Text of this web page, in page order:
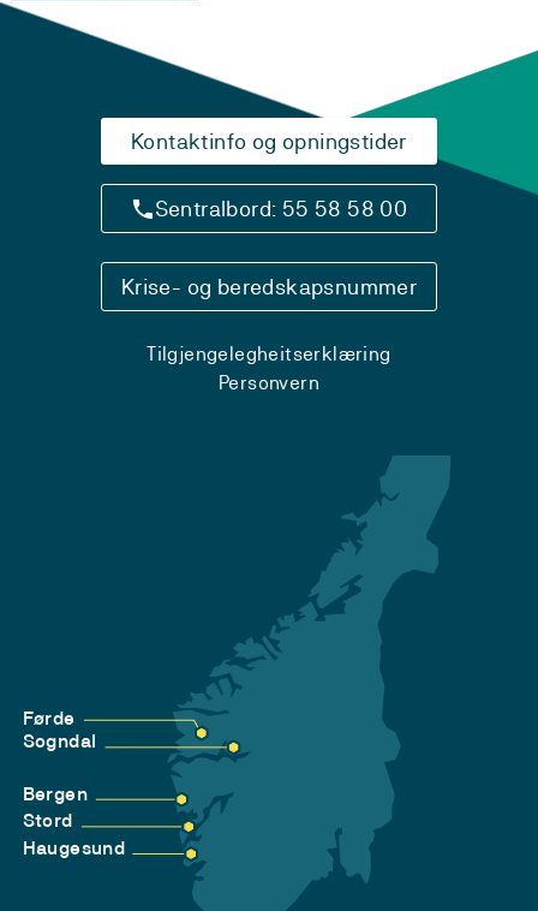
Kontaktinfo og opningstider
Sentralbord: 55 58 58 00
Krise- og beredskapsnummer
Tilgjengelegheitserklæring
Personvern
Førde
Sogndal
Bergen
Stord
Haugesund